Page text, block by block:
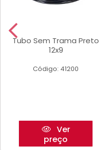
Tubo Sem Trama Preto
12x9
Código: 41200
Ver
preço